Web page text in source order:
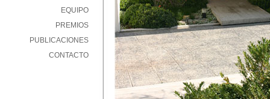
EQUIPO
PREMIOS
PUBLICACIONES
CONTACTO